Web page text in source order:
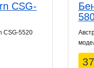
CSG-
CSG-5520